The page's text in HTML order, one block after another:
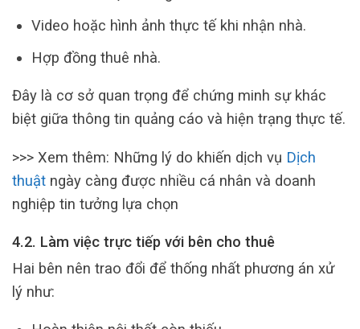
Video hoặc hình ảnh thực tế khi nhận nhà.
Hợp đồng thuê nhà.
Đây là cơ sở quan trọng để chứng minh sự khác
biệt giữa thông tin quảng cáo và hiện trạng thực tế.
>>> Xem thêm: Những lý do khiến dịch vụ Dịch
thuật ngày càng được nhiều cá nhân và doanh
nghiệp tin tưởng lựa chọn
4.2. Làm việc trực tiếp với bên cho thuê
Hai bên nên trao đổi để thống nhất phương án xử
lý như: